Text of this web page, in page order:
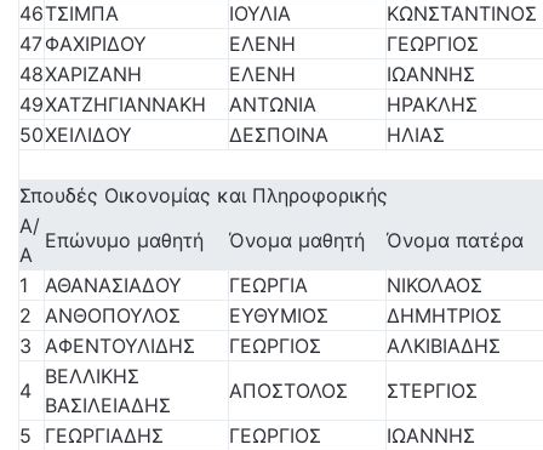
46ΤΣΙΜΠΑ ΙΟΥΛΙΑ
ΚΩΝΣΤΑΝΤΙΝΟΣ
47ΦΑΧΙΡΙΔΟΥ ΕΛΕΝΗ
ΓΕΩΡΓΙΟΣ
48ΧΑΡΙΖΑΝΗ ΕΛΕΝΗ
ΙΩΑΝΝΗΣ
49ΧΑΤΖΗΓΙΑΝΝΑΚΗ ΑΝΤΩΝΙΑ
ΗΡΑΚΛΗΣ
50ΧΕΙΛΙΔΟΥ ΔΕΣΠΟΙΝΑ ΗΛΙΑΣ
Σπουδές Οικονομίας και Πληροφορικής
Α/
Α
Επώνυμο μαθητή Όνομα μαθητή
Όνομα πατέρα
1
ΑΘΑΝΑΣΙΑΔΟΥ ΓΕΩΡΓΙΑ
ΝΙΚΟΛΑΟΣ
2 ΑΝΘΟΠΟΥΛΟΣ ΕΥΘΥΜΙΟΣ
ΔΗΜΗΤΡΙΟΣ
3 ΑΦΕΝΤΟΥΛΙΔΗΣ ΓΕΩΡΓΙΟΣ
ΑΛΚΙΒΙΑΔΗΣ
4
ΒΕΛΛΙΚΗΣ
ΒΑΣΙΛΕΙΑΔΗΣ
ΑΠΟΣΤΟΛΟΣ
ΣΤΕΡΓΙΟΣ
5
ΓΕΩΡΓΙΑΔΗΣ ΓΕΩΡΓΙΟΣ
ΙΩΑΝΝΗΣ